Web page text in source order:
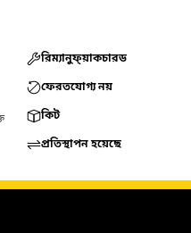
রিম্যানুফ্য়াকচারড
ফেরতযোগ্য নয়
কিট
প্রতিস্থাপন হয়েছে